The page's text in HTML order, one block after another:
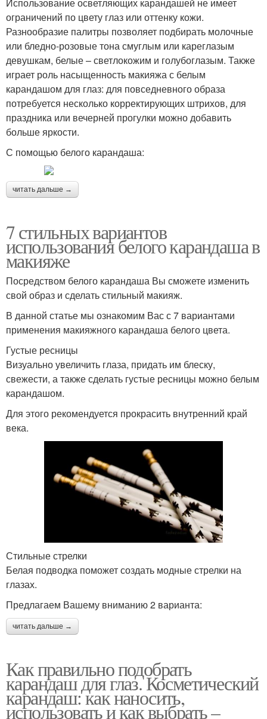
ограничений по цвету глаз или оттенку кожи.
Разнообразие палитры позволяет подбирать молочные
или бледно-розовые тона смуглым или кареглазым
девушкам, белые – светлокожим и голубоглазым. Также
играет роль насыщенность макияжа с белым
карандашом для глаз: для повседневного образа
потребуется несколько корректирующих штрихов, для
праздника или вечерней прогулки можно добавить
больше яркости.
С помощью белого карандаша:
читать дальше →
7 стильных вариантов
использования белого карандаша в
макияже
Посредством белого карандаша Вы сможете изменить
свой образ и сделать стильный макияж.
В данной статье мы ознакомим Вас с 7 вариантами
применения макияжного карандаша белого цвета.
Густые ресницы
Визуально увеличить глаза, придать им блеску,
свежести, а также сделать густые ресницы можно белым
карандашом.
Для этого рекомендуется прокрасить внутренний край
века.
Стильные стрелки
Белая подводка поможет создать модные стрелки на
глазах.
Предлагаем Вашему вниманию 2 варианта:
читать дальше →
Как правильно подобрать
карандаш для глаз. Косметический
карандаш: как наносить,
использовать и как выбрать –